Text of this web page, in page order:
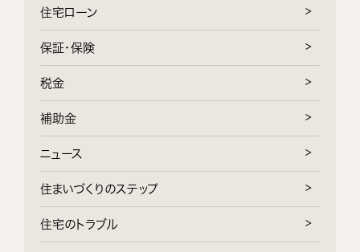
住宅ローン
保証・保険
税金
補助金
ニュース
住まいづくりのステップ
住宅のトラブル